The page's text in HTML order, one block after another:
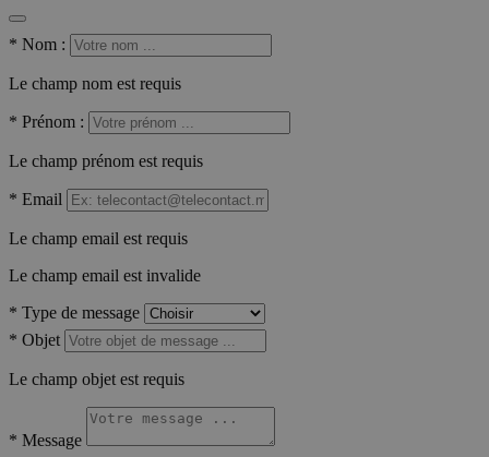
* Nom :
Le champ nom est requis
* Prénom :
Le champ prénom est requis
* Email
Le champ email est requis
Le champ email est invalide
* Type de message
* Objet
Le champ objet est requis
* Message